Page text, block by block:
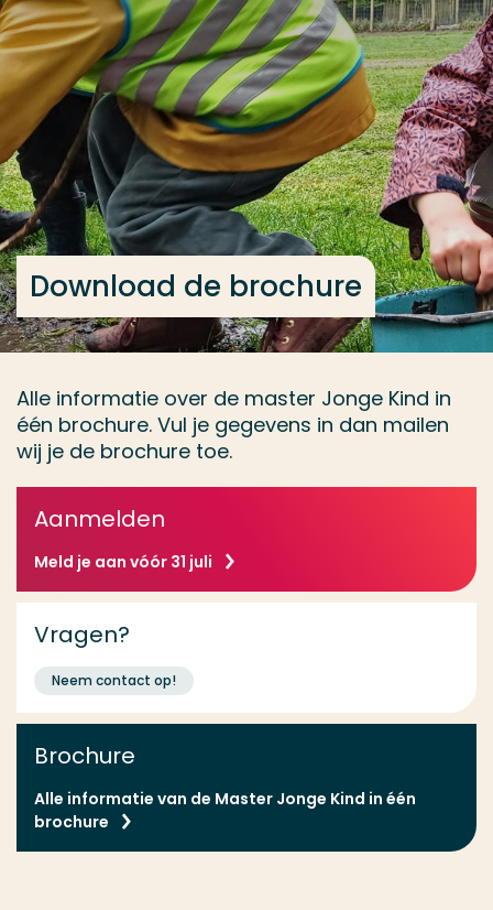
Ga direct naar de content
... > Brochure Jonge Kind
Download de brochure
Alle informatie over de master Jonge Kind in
één brochure. Vul je gegevens in dan mailen
wij je de brochure toe.
Aanmelden
Meld je aan vóór 31 juli
Vragen?
Neem contact op!
Brochure
Alle informatie van de Master Jonge Kind in één
brochure
Veel gezocht
Opleiding
Contact